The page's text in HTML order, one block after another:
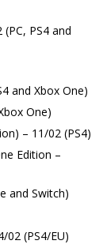
PS4 and
and Xbox One)
One)
– 11/02 (PS4)
Edition –
and Switch)
02 (PS4/EU)